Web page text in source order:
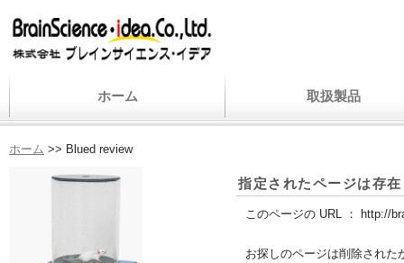
ホーム 取扱製品
ホーム >> Blued review
指定されたページは存
このページの URL ： http://
お探しのページは削除された